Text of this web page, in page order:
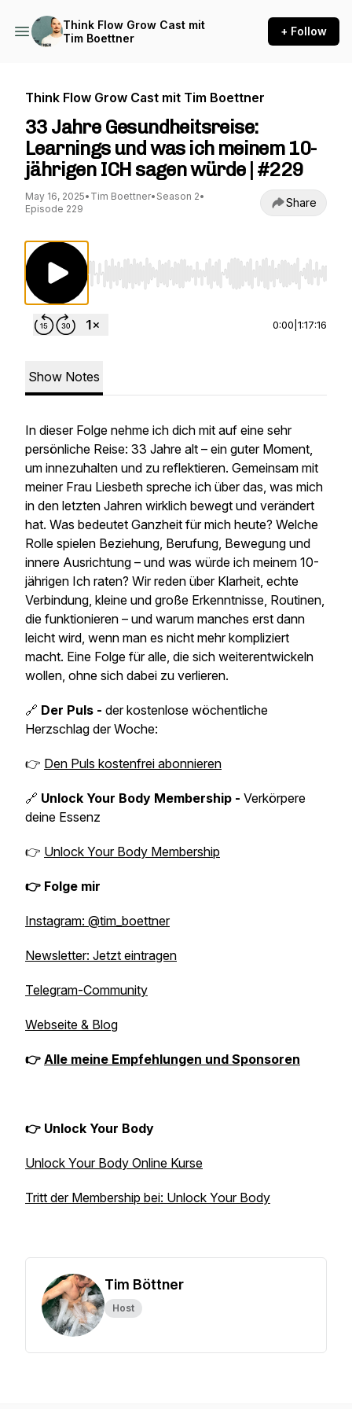
Think Flow Grow Cast mit
Tim Boettner
+ Follow
Think Flow Grow Cast mit Tim Boettner
33 Jahre Gesundheitsreise:
Learnings und was ich meinem 10-
jährigen ICH sagen würde | #229
May 16, 2025• Tim Boettner• Season 2•
Episode 229
Share
Use Left/Right to seek, Home/End to jump
0:00 1:17:16
Show Notes
In dieser Folge nehme ich dich mit auf eine sehr
persönliche Reise: 33 Jahre alt – ein guter Moment,
um innezuhalten und zu reflektieren. Gemeinsam mit
meiner Frau Liesbeth spreche ich über das, was mich
in den letzten Jahren wirklich bewegt und verändert
hat. Was bedeutet Ganzheit für mich heute? Welche
Rolle spielen Beziehung, Berufung, Bewegung und
innere Ausrichtung – und was würde ich meinem 10-
jährigen Ich raten? Wir reden über Klarheit, echte
Verbindung, kleine und große Erkenntnisse, Routinen,
die funktionieren – und warum manches erst dann
leicht wird, wenn man es nicht mehr kompliziert
macht. Eine Folge für alle, die sich weiterentwickeln
wollen, ohne sich dabei zu verlieren.
🔗 Der Puls - der kostenlose wöchentliche
Herzschlag der Woche:
👉 Den Puls kostenfrei abonnieren
🔗 Unlock Your Body Membership - Verkörpere
deine Essenz
👉 Unlock Your Body Membership
👉 Folge mir
Instagram: @tim_boettner
Newsletter: Jetzt eintragen
Telegram-Community
Webseite & Blog
👉 Alle meine Empfehlungen und Sponsoren
👉 Unlock Your Body
Unlock Your Body Online Kurse
Tritt der Membership bei: Unlock Your Body
Tim Böttner
Host